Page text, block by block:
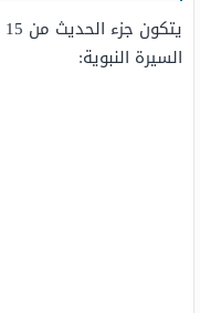
السيرة النبوية: